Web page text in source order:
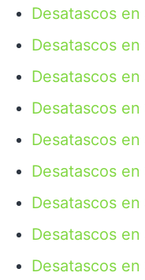
Desatascos en
Desatascos
Desatascos
Desatascos
Desatascos
Desatascos
Desatascos
Desatascos
Desatascos